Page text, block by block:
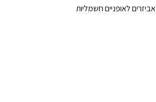
אביזרים לאופניים חשמליות